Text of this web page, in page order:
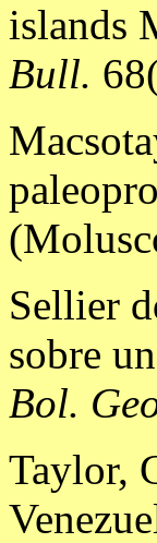
islands
Bull.
Sellier
sobre
Bol.
Taylor,